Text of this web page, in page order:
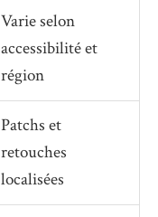
Varie selon
accessibilité et
région
Patchs et
retouches
localisées